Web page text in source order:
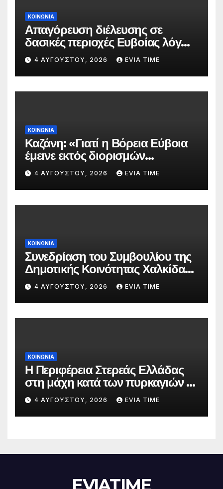
ΚΟΙΝΩΝΙΑ
Απαγόρευση διέλευσης σε
δασικές περιοχές Ευβοίας λόγω
πολύ υψηλού κινδύνου
πυρκαγιάς
4 ΑΥΓΟΎΣΤΟΥ, 2026 EVIA TIME
ΚΟΙΝΩΝΙΑ
Καζάνη: «Γιατί η Βόρεια Εύβοια
έμεινε εκτός διορισμών
δασκάλων;»
4 ΑΥΓΟΎΣΤΟΥ, 2026 EVIA TIME
ΚΟΙΝΩΝΙΑ
Συνεδρίαση του Συμβουλίου της
Δημοτικής Κοινότητας Χαλκίδας
την 5 Αυγούστου
4 ΑΥΓΟΎΣΤΟΥ, 2026 EVIA TIME
ΚΟΙΝΩΝΙΑ
Η Περιφέρεια Στερεάς Ελλάδας
στη μάχη κατά των πυρκαγιών –
Δράσεις και στήριξη σε πέντε
περιφερειακές ενότητες
4 ΑΥΓΟΎΣΤΟΥ, 2026 EVIA TIME